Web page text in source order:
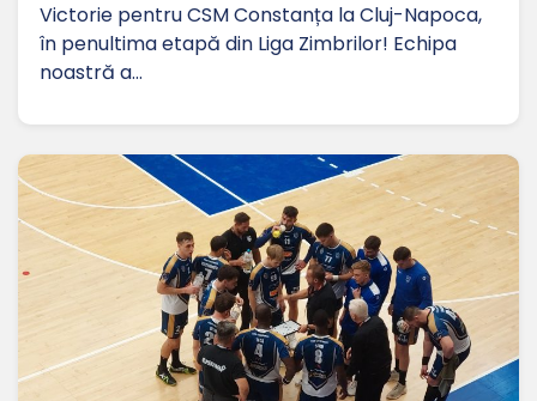
Victorie pentru CSM Constanța la Cluj-Napoca,
în penultima etapă din Liga Zimbrilor! Echipa
noastră a…